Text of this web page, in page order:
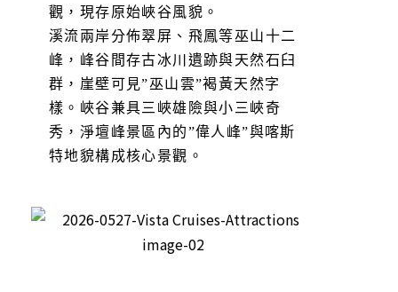
觀，現存原始峽谷風貌。
溪流兩岸分佈翠屏、飛鳳等巫山十二
峰，峰谷間存古冰川遺跡與天然石臼
群，崖壁可見”巫山雲”褐黃天然字
樣。峽谷兼具三峽雄險與小三峽奇
秀，淨壇峰景區內的”偉人峰”與喀斯
特地貌構成核心景觀。